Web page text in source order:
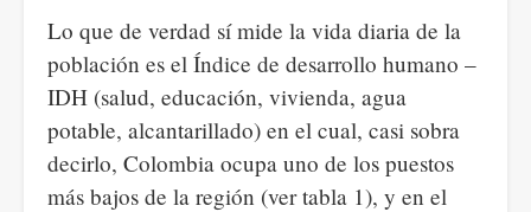
Lo que de verdad sí mide la vida diaria de la
población es el Índice de desarrollo humano –
IDH (salud, educación, vivienda, agua
potable, alcantarillado) en el cual, casi sobra
decirlo, Colombia ocupa uno de los puestos
más bajos de la región (ver tabla 1), y en el